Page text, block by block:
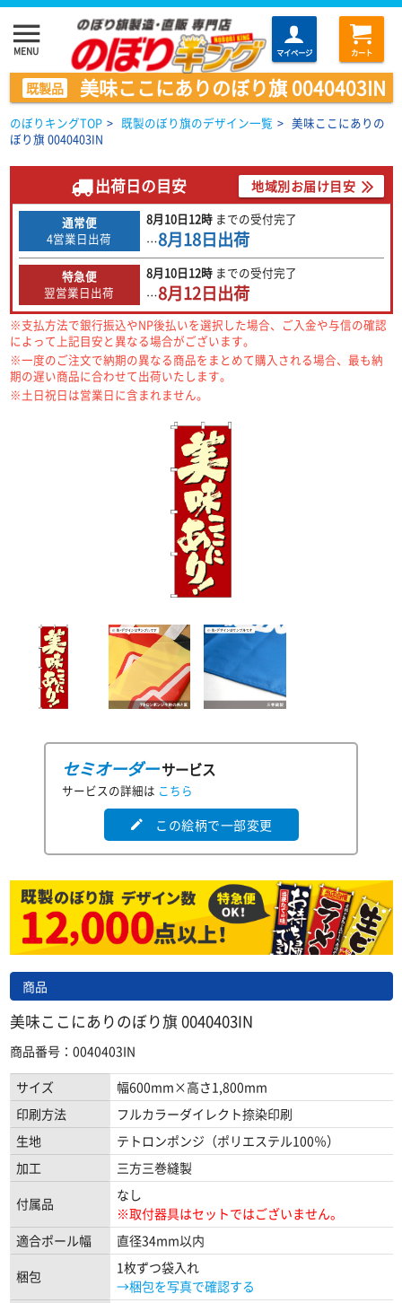
menu
MENU マイページ カート
既製品 美味ここにありのぼり旗 0040403IN
のぼりキングTOP > 既製のぼり旗のデザイン一覧 > 美味ここにありの
ぼり旗 0040403IN
出荷日の目安 地域別お届け目安
通常便
4営業日出荷
8月10日12時 までの受付完了
…8月18日出荷
特急便
翌営業日出荷
8月10日12時 までの受付完了
…8月12日出荷
※支払方法で銀行振込やNP後払いを選択した場合、ご入金や与信の確認
によって上記目安と異なる場合がございます。
※一度のご注文で納期の異なる商品をまとめて購入される場合、最も納
期の遅い商品に合わせて出荷いたします。
※土日祝日は営業日に含まれません。
セミオーダーサービス
サービスの詳細は こちら
edit この絵柄で一部変更
商品
美味ここにありのぼり旗 0040403IN
商品番号：0040403IN
サイズ
幅600mm×高さ1,800mm
印刷方法
フルカラーダイレクト捺染印刷
生地
テトロンポンジ（ポリエステル100％）
加工
三方三巻縫製
付属品
なし
※取付器具はセットではございません。
適合ポール幅
直径34mm以内
梱包
1枚ずつ袋入れ
→梱包を写真で確認する